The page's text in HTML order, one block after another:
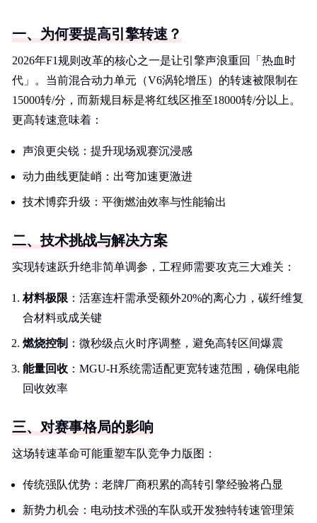
一、为何要提高引擎转速？
2026年F1规则改革的核心之一是让引擎声浪重回「热血时
代」。当前混合动力单元（V6涡轮增压）的转速被限制在
15000转/分，而新规目标是将红线区推至18000转/分以上。
更高转速意味着：
声浪更尖锐：提升现场观赛沉浸感
动力曲线更陡峭：出弯加速更激进
技术博弈升级：平衡燃油效率与性能输出
二、技术挑战与解决方案
实现转速跃升绝非简单调参，工程师需要攻克三大难关：
材料极限 ：活塞连杆需承受额外20%的离心力，碳纤维复
合材料或成关键
燃烧控制 ：微秒级点火时序调整，避免高转区间爆震
能量回收 ：MGU-H系统需适配更宽转速范围，确保电能
回收效率
三、对赛事格局的影响
这场转速革命可能重塑车队竞争力版图：
传统强队优势：老牌厂商积累的高转引擎经验将凸显
新势力机会：电动技术强的车队或开发独特转速管理策